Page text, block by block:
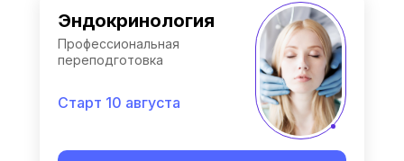
Эндокринология
Старт 10 августа
Профессиональная
переподготовка